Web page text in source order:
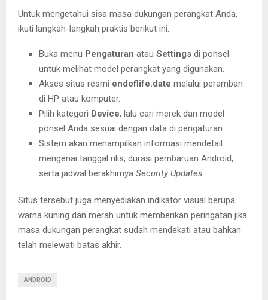
Untuk mengetahui sisa masa dukungan perangkat Anda,
ikuti langkah-langkah praktis berikut ini:
Buka menu Pengaturan atau Settings di ponsel
untuk melihat model perangkat yang digunakan.
Akses situs resmi endoflife.date melalui peramban
di HP atau komputer.
Pilih kategori Device, lalu cari merek dan model
ponsel Anda sesuai dengan data di pengaturan.
Sistem akan menampilkan informasi mendetail
mengenai tanggal rilis, durasi pembaruan Android,
serta jadwal berakhirnya Security Updates.
Situs tersebut juga menyediakan indikator visual berupa
warna kuning dan merah untuk memberikan peringatan jika
masa dukungan perangkat sudah mendekati atau bahkan
telah melewati batas akhir.
ANDROID